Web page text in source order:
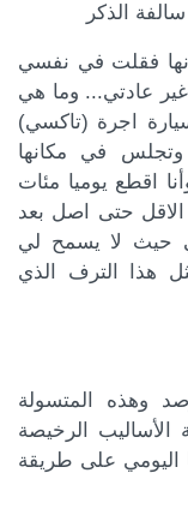
الذكر
فقلت في نفسي
عادتي... وما هي
اجرة (تاكسي)
وتجلس في مكانها
اقطع يوميا مئات
الاقل حتى اصل بعد
حيث لا يسمح لي
هذا الترف الذي
وهذه المتسولة
الأساليب الرخيصة
اليومي على طريقة